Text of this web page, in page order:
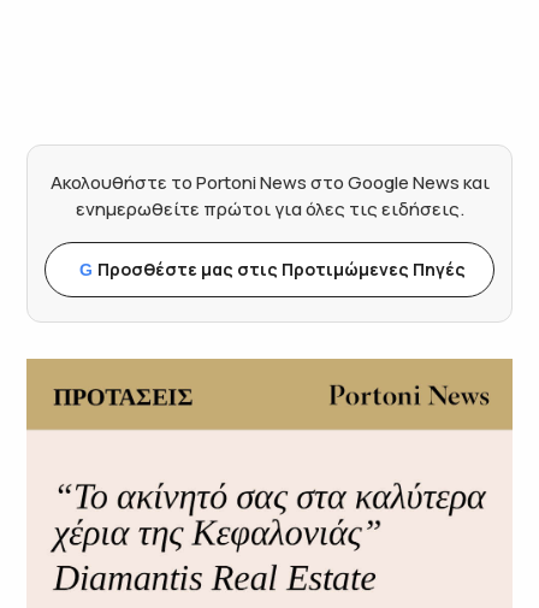
Ακολουθήστε το Portoni News στο Google News και
ενημερωθείτε πρώτοι για όλες τις ειδήσεις.
G Προσθέστε μας στις Προτιμώμενες Πηγές